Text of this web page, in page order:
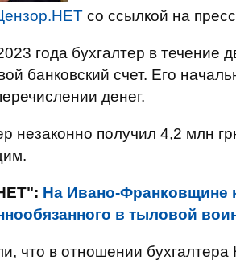
со ссылкой на
года бухгалтер в течение
банковский счет. Его
денег.
незаконно получил 4,2 млн
На Ивано-Франковщине
в тыловой
что в отношении